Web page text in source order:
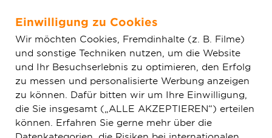
Zum Hauptinhalt springen
Geschäftskunden MyBusiness
Einwilligung zu Cookies
Wir möchten Cookies, Fremdinhalte (z. B. Filme)
und sonstige Techniken nutzen, um die Website
und Ihr Besuchserlebnis zu optimieren, den Erfolg
zu messen und personalisierte Werbung anzeigen
zu können. Dafür bitten wir um Ihre Einwilligung,
die Sie insgesamt („ALLE AKZEPTIEREN“) erteilen
können. Erfahren Sie gerne mehr über die